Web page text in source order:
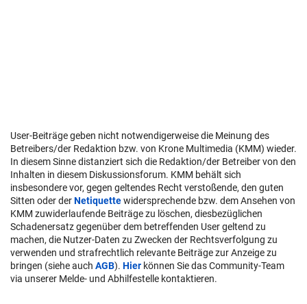
User-Beiträge geben nicht notwendigerweise die Meinung des
Betreibers/der Redaktion bzw. von Krone Multimedia (KMM) wieder.
In diesem Sinne distanziert sich die Redaktion/der Betreiber von den
Inhalten in diesem Diskussionsforum. KMM behält sich
insbesondere vor, gegen geltendes Recht verstoßende, den guten
Sitten oder derNetiquettewidersprechende bzw. dem Ansehen von
KMM zuwiderlaufende Beiträge zu löschen, diesbezüglichen
Schadenersatz gegenüber dem betreffenden User geltend zu
machen, die Nutzer-Daten zu Zwecken der Rechtsverfolgung zu
verwenden und strafrechtlich relevante Beiträge zur Anzeige zu
bringen (siehe auch AGB). Hier können Sie das Community-Team
via unserer Melde- und Abhilfestelle kontaktieren.